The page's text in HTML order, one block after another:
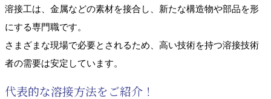
溶接工は、金属などの素材を接合し、新たな構造物や部品を形
にする専門職です。
さまざまな現場で必要とされるため、高い技術を持つ溶接技術
者の需要は安定しています。
代表的な溶接方法をご紹介！